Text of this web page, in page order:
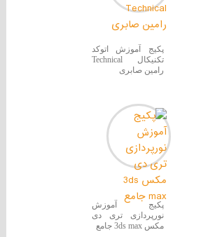
پکیج آموزش اتوکد
تکنیکال Technical
رامین صابری
پکیج آموزش
نورپردازی تری دی
مکس 3ds max جامع